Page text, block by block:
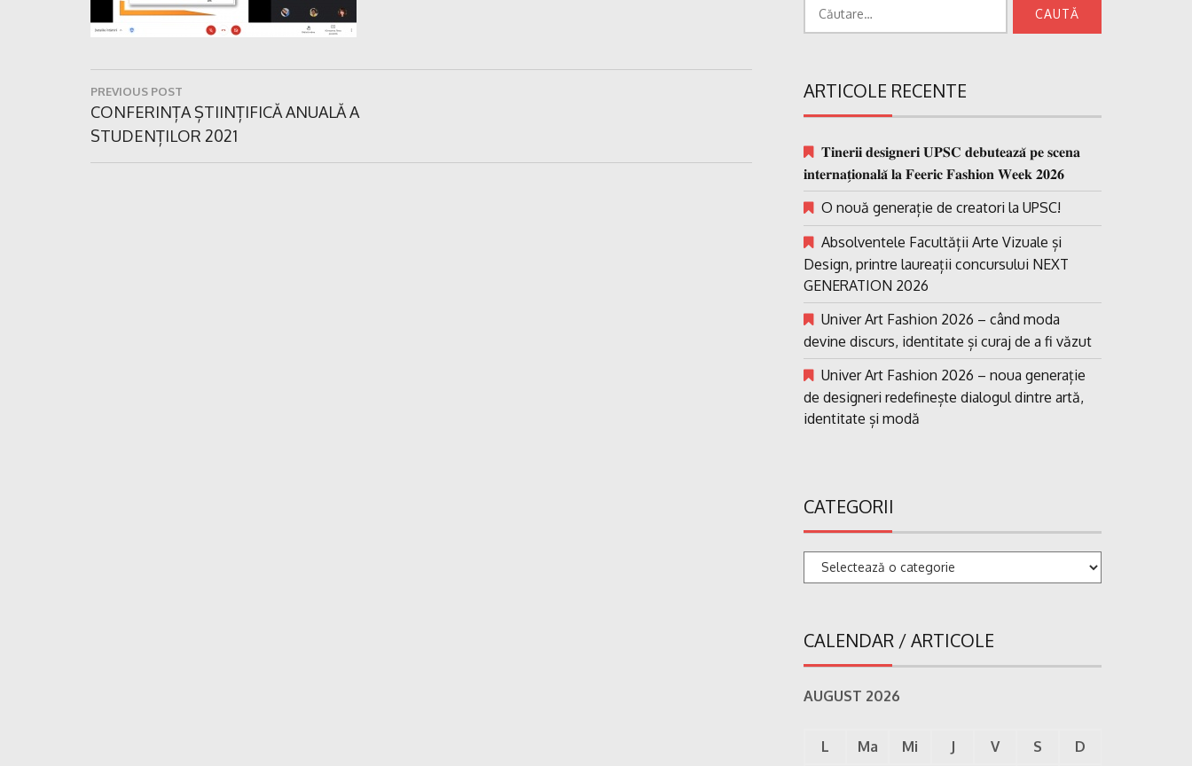
Navigare
în
articole
PREVIOUS POST
Previous
Post:
CONFERINȚA ȘTIINȚIFICĂ ANUALĂ A
STUDENȚILOR 2021
ARTICOLE RECENTE
𝐓𝐢𝐧𝐞𝐫𝐢𝐢 𝐝𝐞𝐬𝐢𝐠𝐧𝐞𝐫𝐢 𝐔𝐏𝐒𝐂 𝐝𝐞𝐛𝐮𝐭𝐞𝐚𝐳𝐚̆ 𝐩𝐞 𝐬𝐜𝐞𝐧𝐚
𝐢𝐧𝐭𝐞𝐫𝐧𝐚𝐭̗𝐢𝐨𝐧𝐚𝐥𝐚̆ 𝐥𝐚 𝐅𝐞𝐞𝐫𝐢𝐜 𝐅𝐚𝐬𝐡𝐢𝐨𝐧 𝐖𝐞𝐞𝐤 𝟐𝟎𝟐𝟔
O nouă generație de creatori la UPSC!
Absolventele Facultății Arte Vizuale și
Design, printre laureații concursului NEXT
GENERATION 2026
Univer Art Fashion 2026 – când moda
devine discurs, identitate și curaj de a fi văzut
Univer Art Fashion 2026 – noua generație
de designeri redefinește dialogul dintre artă,
identitate și modă
CATEGORII
Categorii
CALENDAR / ARTICOLE
AUGUST 2026
L Ma Mi J V S
D